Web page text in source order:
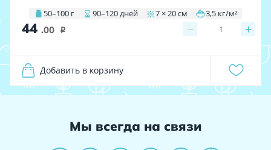
50–100 г 90–120 дней 7 × 20 см 3,5 кг/м²
44 .00 i − +
1
Добавить в корзину
Мы всегда на связи